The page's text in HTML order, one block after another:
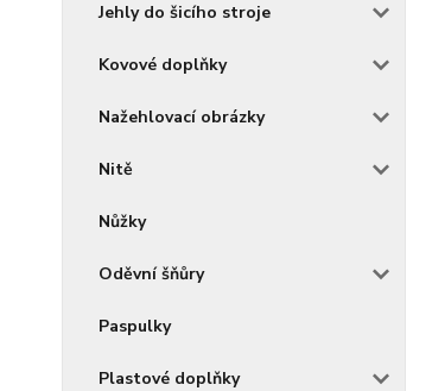
Jehly do šicího stroje
Kovové doplňky
Nažehlovací obrázky
Nitě
Nůžky
Oděvní šňůry
Paspulky
Plastové doplňky